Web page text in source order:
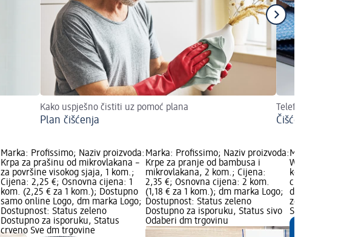
Kako uspješno čistiti uz pomoć plana
Plan čišćenja
Telefon bez
Čišćenje
Marka: Profissimo; Naziv proizvoda:
Krpa za prašinu od mikrovlakana –
za površine visokog sjaja, 1 kom.;
Cijena: 2,25 €; Osnovna cijena: 1
kom. (2,25 € za 1 kom.); Dostupno
samo online Logo, dm marka Logo;
Dostupnost: Status zeleno
Dostupno za isporuku, Status
crveno Sve dm trgovine
Marka: Profissimo; Naziv proizvoda:
Krpe za pranje od bambusa i
mikrovlakana, 2 kom.; Cijena:
2,35 €; Osnovna cijena: 2 kom.
(1,18 € za 1 kom.); dm marka Logo;
Dostupnost: Status zeleno
Dostupno za isporuku, Status sivo
Odaberi dm trgovinu
Marka:
WC
kom.;
cijena: 1
dm marka
zeleno
Status sivo